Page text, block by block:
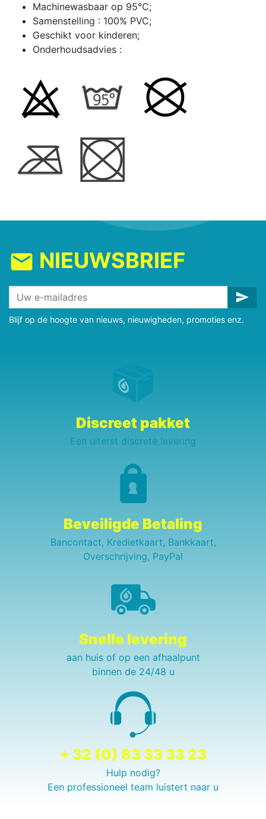
Machinewasbaar op 95°C;
Samenstelling : 100% PVC;
Geschikt voor kinderen;
Onderhoudsadvies :
mail NIEUWSBRIEF
send
Blijf op de hoogte van nieuws, nieuwigheden, promoties enz.
Discreet pakket
Een uiterst discrete levering
Beveiligde Betaling
Bancontact, Kredietkaart, Bankkaart,
Overschrijving, PayPal
Snelle levering
aan huis of op een afhaalpunt
binnen de 24/48 u
+ 32 (0) 83 33 33 23
Hulp nodig?
Een professioneel team luistert naar u